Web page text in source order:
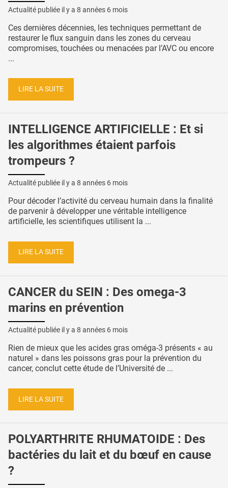
Actualité publiée il y a 8 années 6 mois
Ces dernières décennies, les techniques permettant de
restaurer le flux sanguin dans les zones du cerveau
compromises, touchées ou menacées par l’AVC ou encore
...
LIRE LA SUITE
INTELLIGENCE ARTIFICIELLE : Et si
les algorithmes étaient parfois
trompeurs ?
Actualité publiée il y a 8 années 6 mois
Pour décoder l’activité du cerveau humain dans la finalité
de parvenir à développer une véritable intelligence
artificielle, les scientifiques utilisent la ...
LIRE LA SUITE
CANCER du SEIN : Des omega-3
marins en prévention
Actualité publiée il y a 8 années 6 mois
Rien de mieux que les acides gras oméga-3 présents « au
naturel » dans les poissons gras pour la prévention du
cancer, conclut cette étude de l’Université de ...
LIRE LA SUITE
POLYARTHRITE RHUMATOIDE : Des
bactéries du lait et du bœuf en cause
?